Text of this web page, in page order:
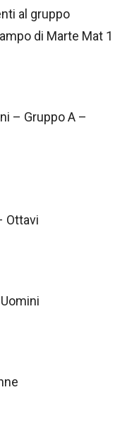
al gruppo
di Marte Mat 1
– Gruppo A –
Ottavi